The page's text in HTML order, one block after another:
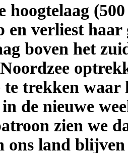
hoogtelaag
en verliest
boven het
te trekken
de nieuwe
zien we
ons land